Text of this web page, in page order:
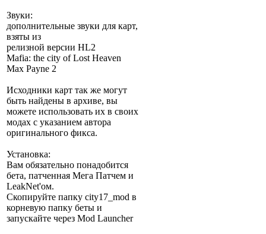
Звуки:
дополнительные звуки для карт,
взяты из
релизной версии HL2
Mafia: the city of Lost Heaven
Max Payne 2
Исходники карт так же могут
быть найдены в архиве, вы
можете использовать их в своих
модах с указанием автора
оригинального фикса.
Установка:
Вам обязательно понадобится
бета, патченная Мега Патчем и
LeakNet'ом.
Скопируйте папку city17_mod в
корневую папку беты и
запускайте через Mod Launcher